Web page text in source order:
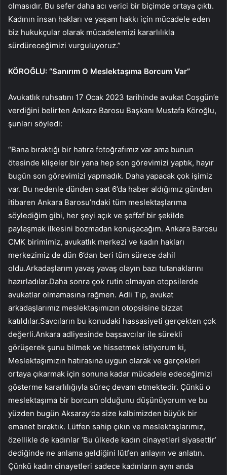
olmasıdır. Bu sefer daha acı verici bir biçimde ortaya çıktı.
Kadının insan hakları ve yaşam hakkı için mücadele eden
biz hukukçular olarak mücadelemizi kararlılıkla
sürdüreceğimizi vurguluyoruz.”
KÖROĞLU: “Sanırım O Meslektaşıma Borcum Var”
Avukatlık ruhsatını 17 Ocak 2023 tarihinde avukat Coşgün’e
verdiğini belirten Ankara Barosu Başkanı Mustafa Köroğlu,
şunları söyledi:
“Bana bıraktığı bir hatıra fotoğrafımız var ama bunun
ötesinde klişeler bir yana hep son görevimizi yaptık, hayır
bugün son görevimizi yapmadık. Daha yapacak çok işimiz
var. Bu nedenle dünden saat 6’da haber aldığımız günden
itibaren Ankara Barosu’ndaki tüm meslektaşlarıma
söylediğim gibi, her şeyi açık ve şeffaf bir şekilde
paylaşmak ilkesini bozmadan konuşacağım. Ankara Barosu
CMK birimimiz, avukatlık merkezi ve kadın hakları
merkezimiz de dün 6’dan beri tüm sürece dahil
oldu.Arkadaşlarım yavaş yavaş olayın bazı tutanaklarını
hazırladılar.Daha sonra çok rutin olmayan otopsilerde
avukatlar olmamasına rağmen. Adli Tıp, avukat
arkadaşlarımız meslektaşımızın otopsisine bizzat
katıldılar.Savcıların bu konudaki hassasiyeti gerçekten çok
değerli.Ankara adliyesinde başsavcılar ile sürekli
görüşerek şunu bilmek ve hissetmek istiyorum ki,
Meslektaşımızın hatırasına uygun olarak ve gerçekleri
ortaya çıkarmak için sonuna kadar mücadele edeceğimizi
gösterme kararlılığıyla süreç devam etmektedir. Çünkü o
meslektaşıma bir borcum olduğunu düşünüyorum ve bu
yüzden bugün Aksaray’da size kalbimizden büyük bir
emanet bıraktık. Lütfen sahip çıkın ve meslektaşlarımız,
özellikle de kadınlar ‘Bu ülkede kadın cinayetleri siyasettir’
dediğinde ne anlama geldiğini lütfen anlayın ve anlatın.
Çünkü kadın cinayetleri sadece kadınların aynı anda